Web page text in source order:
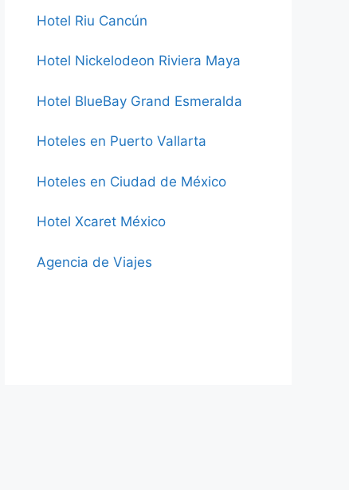
Hotel Riu Cancún
Hotel Nickelodeon Riviera Maya
Hotel BlueBay Grand Esmeralda
Hoteles en Puerto Vallarta
Hoteles en Ciudad de México
Hotel Xcaret México
Agencia de Viajes